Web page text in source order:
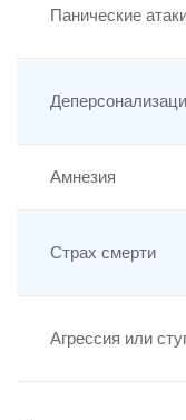
Панические
Амнезия
Страх смерти
Агрессия или